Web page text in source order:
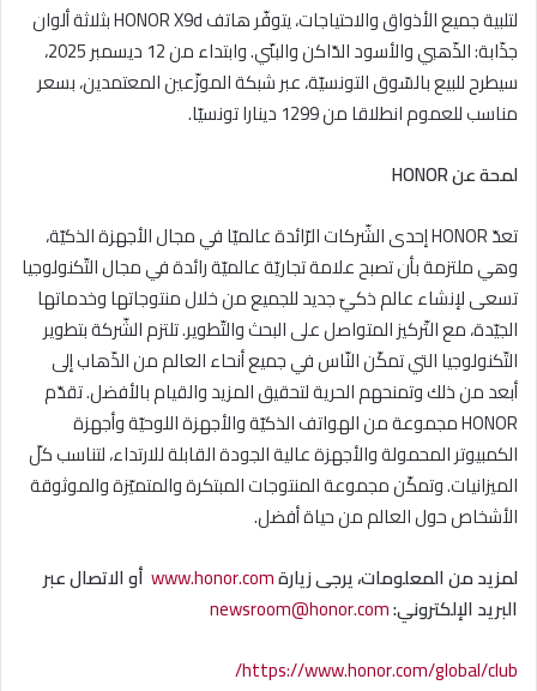
لتلبية جميع الأذواق والاحتياجات، يتوفّر هاتف HONOR X9d بثلاثة ألوان
جذّابة: الذّهبي والأسود الدّاكن والبنّي. وابتداء من 12 ديسمبر 2025،
سيطرح للبيع بالسّوق التونسيّة، عبر شبكة الموزّعين المعتمدين، بسعر
مناسب للعموم انطلاقا من 1299 دينارا تونسيّا.
لمحة عنHONOR
تعدّ HONOR إحدى الشّركات الرّائدة عالميّا في مجال الأجهزة الذكيّة،
وهي ملتزمة بأن تصبح علامة تجاريّة عالميّة رائدة في مجال التّكنولوجيا
تسعى لإنشاء عالم ذكيّ جديد للجميع من خلال منتوجاتها وخدماتها
الجيّدة، مع التّركيز المتواصل على البحث والتّطوير. تلتزم الشّركة بتطوير
التّكنولوجيا التي تمكّن النّاس في جميع أنحاء العالم من الذّهاب إلى
أبعد من ذلك وتمنحهم الحرية لتحقيق المزيد والقيام بالأفضل. تقدّم
HONOR مجموعة من الهواتف الذكيّة والأجهزة اللوحيّة وأجهزة
الكمبيوتر المحمولة والأجهزة عالية الجودة القابلة للارتداء، لتناسب كلّ
الميزانيات. وتمكّن مجموعة المنتوجات المبتكرة والمتميّزة والموثوقة
الأشخاص حول العالم من حياة أفضل.
لمزيد من المعلومات، يرجى زيارةwww.honor.com أو الاتصال عبر
البريد الإلكتروني:newsroom@honor.com
https://www.honor.com/global/club/